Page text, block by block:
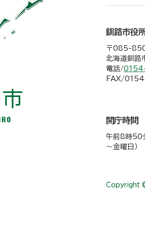
釧路市役
〒085-
北海道釧路
電話/
FAX/
開庁時間
午前8時50
～金曜日）
Copyright